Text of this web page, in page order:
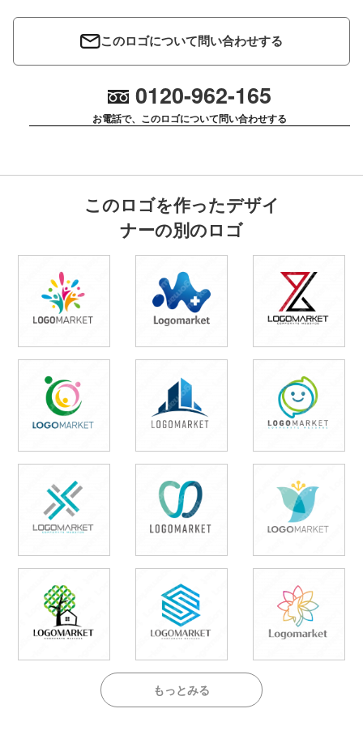
このロゴについて問い合わせする
0120-962-165
お電話で、このロゴについて問い合わせする
このロゴを作ったデザイ
ナーの別のロゴ
もっとみる